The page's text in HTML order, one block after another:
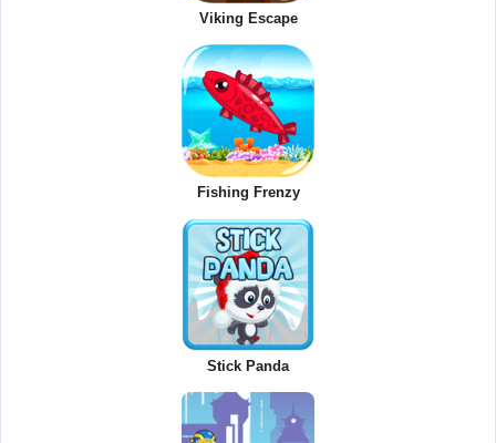
Viking Escape
Fishing Frenzy
Stick Panda